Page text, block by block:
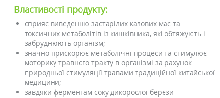
Властивості продукту:
сприяє виведенню застарілих калових мас та
токсичних метаболітів із кишківника, які обтяжують і
забруднюють організм;
значно прискорює метаболічні процеси та стимулює
моторику травного тракту в організмі за рахунок
природньої стимуляції травами традиційної китайської
медицини;
завдяки ферментам соку дикорослої берези